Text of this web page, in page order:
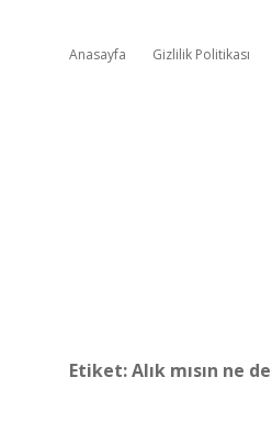
Anasayfa Gizlilik Politikası
Etiket:Alık mısın ne